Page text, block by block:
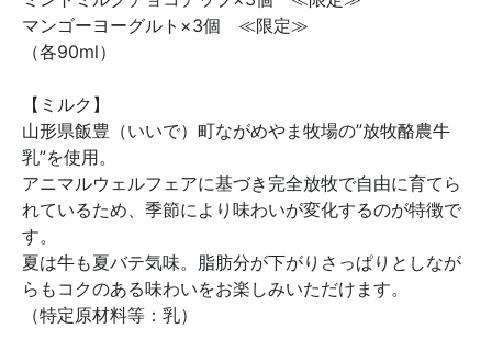
マンゴーヨーグルト×3個 ≪限定≫
（各90ml）
【ミルク】
山形県飯豊（いいで）町ながめやま牧場の”放牧酪農牛
乳”を使用。
アニマルウェルフェアに基づき完全放牧で自由に育てら
れているため、季節により味わいが変化するのが特徴で
す。
夏は牛も夏バテ気味。脂肪分が下がりさっぱりとしなが
らもコクのある味わいをお楽しみいただけます。
（特定原材料等：乳）